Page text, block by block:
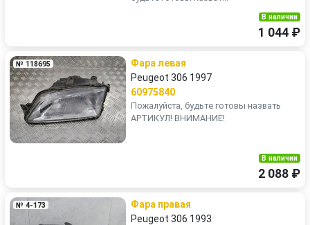
В наличии
1 044 ₽
№ 118695
Фара левая
Peugeot 306 1997
60975840
Пожалуйста, будьте готовы назвать
АРТИКУЛ! ВНИМАНИЕ!
В наличии
2 088 ₽
№ 4-173
Фара правая
Peugeot 306 1993